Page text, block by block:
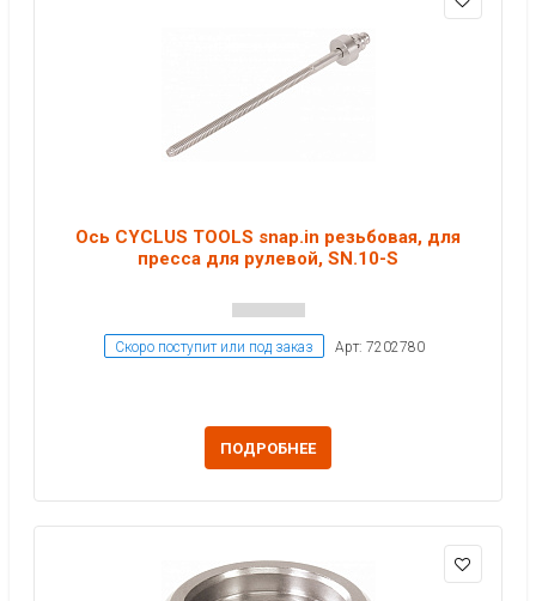
Ось CYCLUS TOOLS snap.in резьбовая, для
пресса для рулевой, SN.10-S
Скоро поступит или под заказ Арт: 7202780
ПОДРОБНЕЕ